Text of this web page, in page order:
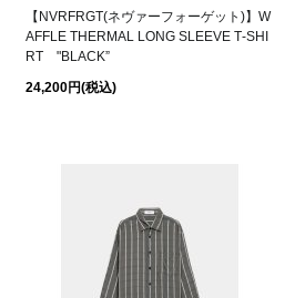
【NVRFRGT(ネヴァーフォーゲット)】W
AFFLE THERMAL LONG SLEEVE T‑SHI
RT "BLACK”
24,200円(税込)